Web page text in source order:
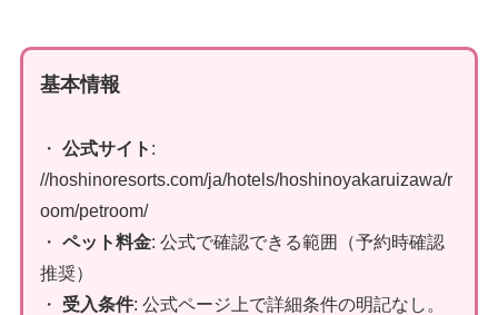
基本情報
・ 公式サイト :
//hoshinoresorts.com/ja/hotels/hoshinoyakaruizawa/r
oom/petroom/
・ ペット料金: 公式で確認できる範囲（予約時確認
推奨）
・ 受入条件: 公式ページ上で詳細条件の明記なし。